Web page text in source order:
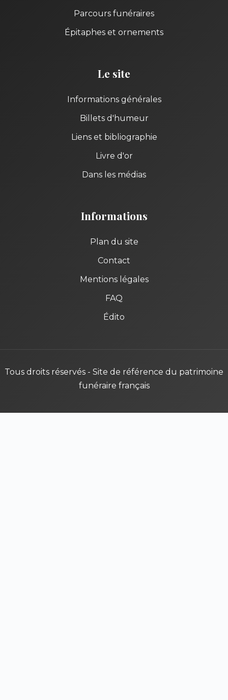
Parcours funéraires
Épitaphes et ornements
Le site
Informations générales
Billets d'humeur
Liens et bibliographie
Livre d'or
Dans les médias
Informations
Plan du site
Contact
Mentions légales
FAQ
Édito
Tous droits réservés - Site de référence du patrimoine
funéraire français